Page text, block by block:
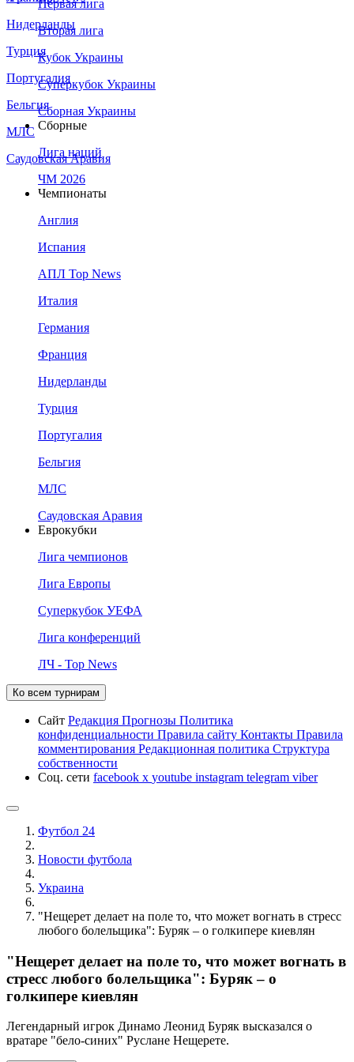
Нидерланды
Турция
Португалия
Бельгия
МЛС
Саудовская Аравия
Первая лига
Вторая лига
Кубок Украины
Суперкубок Украины
Сборная Украины
Сборные
Лига наций
ЧМ 2026
Чемпионаты
Англия
Испания
АПЛ Top News
Италия
Германия
Франция
Нидерланды
Турция
Португалия
Бельгия
МЛС
Саудовская Аравия
Еврокубки
Лига чемпионов
Лига Европы
Суперкубок УЕФА
Лига конференций
ЛЧ - Top News
Ко всем турнирам
Сайт Редакция Прогнозы Политика
конфиденциальности Правила сайту Контакты Правила
комментирования Редакционная политика Структура
собственности
Соц. сети facebook x youtube instagram telegram viber
Футбол 24
Новости футбола
Украина
"Нещерет делает на поле то, что может вогнать в стресс
любого болельщика": Буряк – о голкипере киевлян
"Нещерет делает на поле то, что может вогнать в
стресс любого болельщика": Буряк – о
голкипере киевлян
Легендарный игрок Динамо Леонид Буряк высказался о
вратаре "бело-синих" Руслане Нещерете.